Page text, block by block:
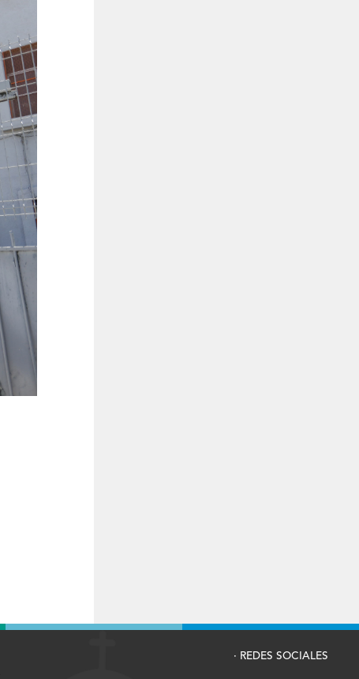
· REDES SOCIALES